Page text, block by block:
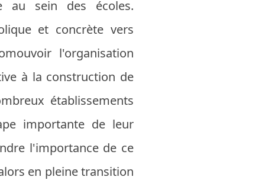
au sein des écoles.
et concrète vers
l'organisation
à la construction de
établissements
importante de leur
l'importance de ce
en pleine transition